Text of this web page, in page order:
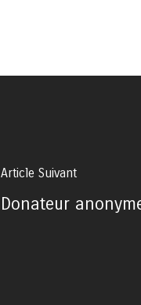
Article Suivant
Donateur